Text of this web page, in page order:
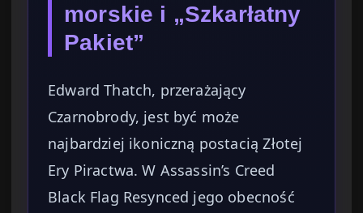
morskie i „Szkarłatny
Pakiet”
Edward Thatch, przerażający
Czarnobrody, jest być może
najbardziej ikoniczną postacią Złotej
Ery Piractwa. W Assassin’s Creed
Black Flag Resynced jego obecność